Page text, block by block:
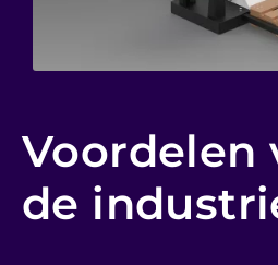
Voordelen
de